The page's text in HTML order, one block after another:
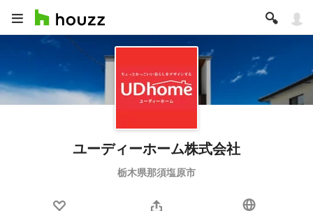
ユーディーホーム株式会社
栃木県那須塩原市